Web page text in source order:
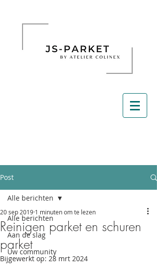
Post
Alle berichten
Aan de slag
Uw community
Alle berichten
Reinigen parket en schuren
parket
20 sep 2019 1 minuten om te lezen
Bijgewerkt op: 28 mrt 2024